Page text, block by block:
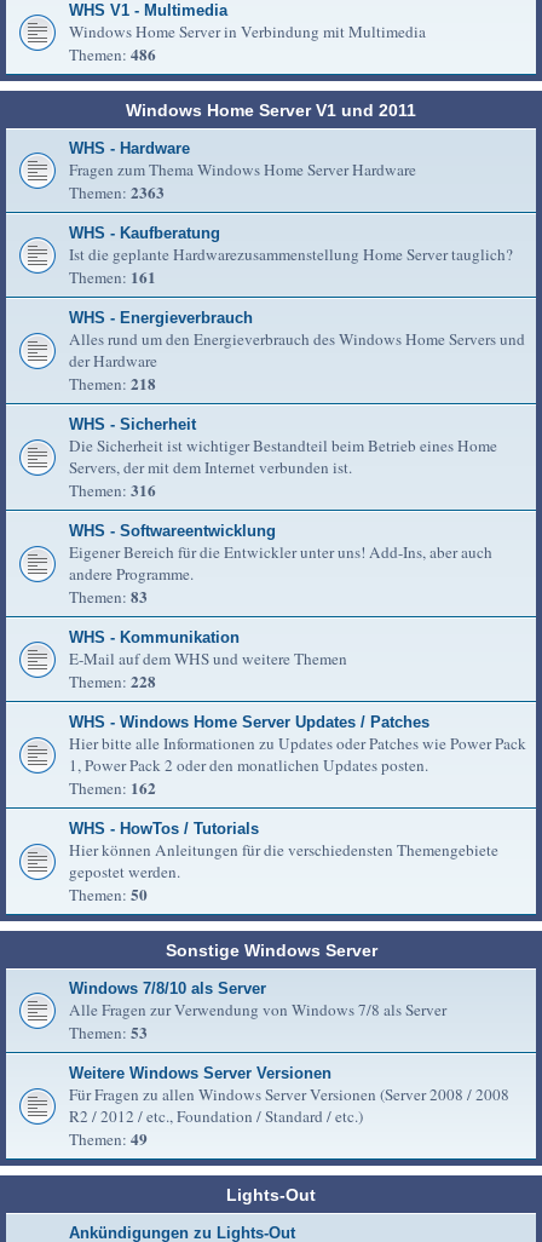
WHS V1 - Multimedia
Windows Home Server in Verbindung mit Multimedia
Themen: 486
Windows Home Server V1 und 2011
WHS - Hardware
Fragen zum Thema Windows Home Server Hardware
Themen: 2363
WHS - Kaufberatung
Ist die geplante Hardwarezusammenstellung Home Server tauglich?
Themen: 161
WHS - Energieverbrauch
Alles rund um den Energieverbrauch des Windows Home Servers und
der Hardware
Themen: 218
WHS - Sicherheit
Die Sicherheit ist wichtiger Bestandteil beim Betrieb eines Home
Servers, der mit dem Internet verbunden ist.
Themen: 316
WHS - Softwareentwicklung
Eigener Bereich für die Entwickler unter uns! Add-Ins, aber auch
andere Programme.
Themen: 83
WHS - Kommunikation
E-Mail auf dem WHS und weitere Themen
Themen: 228
WHS - Windows Home Server Updates / Patches
Hier bitte alle Informationen zu Updates oder Patches wie Power Pack
1, Power Pack 2 oder den monatlichen Updates posten.
Themen: 162
WHS - HowTos / Tutorials
Hier können Anleitungen für die verschiedensten Themengebiete
gepostet werden.
Themen: 50
Sonstige Windows Server
Windows 7/8/10 als Server
Alle Fragen zur Verwendung von Windows 7/8 als Server
Themen: 53
Weitere Windows Server Versionen
Für Fragen zu allen Windows Server Versionen (Server 2008 / 2008
R2 / 2012 / etc., Foundation / Standard / etc.)
Themen: 49
Lights-Out
Ankündigungen zu Lights-Out